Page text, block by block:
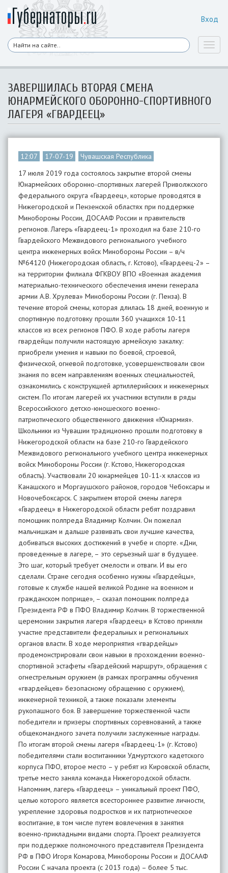
Вход
ЗАВЕРШИЛАСЬ ВТОРАЯ СМЕНА
ЮНАРМЕЙСКОГО ОБОРОННО-СПОРТИВНОГО
ЛАГЕРЯ «ГВАРДЕЕЦ»
12:07 17-07-19
Чувашская Республика
17 июля 2019 года состоялось закрытие второй смены
Юнармейских оборонно-спортивных лагерей Приволжского
федерального округа «Гвардеец», которые проводятся в
Нижегородской и Пензенской областях при поддержке
Минобороны России, ДОСААФ России и правительств
регионов. Лагерь «Гвардеец-1» проходил на базе 210-го
Гвардейского Межвидового регионального учебного
центра инженерных войск Минобороны России – в/ч
№64120 (Нижегородская область, г. Кстово), «Гвардеец-2» –
на территории филиала ФГКВОУ ВПО «Военная академия
материально-технического обеспечения имени генерала
армии А.В. Хрулева» Минобороны России (г. Пенза). В
течение второй смены, которая длилась 18 дней, военную и
спортивную подготовку прошли 360 учащихся 10-11
классов из всех регионов ПФО. В ходе работы лагеря
гвардейцы получили настоящую армейскую закалку:
приобрели умения и навыки по боевой, строевой,
физической, огневой подготовке, усовершенствовали свои
знания по всем направлениям военных специальностей,
ознакомились с конструкцией артиллерийских и инженерных
систем. По итогам лагерей их участники вступили в ряды
Всероссийского детско-юношеского военно-
патриотического общественного движения «Юнармия».
Школьники из Чувашии традиционно прошли подготовку в
Нижегородской области на базе 210-го Гвардейского
Межвидового регионального учебного центра инженерных
войск Минобороны России (г. Кстово, Нижегородская
область). Участвовали 20 юнармейцев 10-11-х классов из
Канашского и Моргаушского районов, городов Чебоксары и
Новочебоксарск. С закрытием второй смены лагеря
«Гвардеец» в Нижегородской области ребят поздравил
помощник полпреда Владимир Колчин. Он пожелал
мальчишкам и дальше развивать свои лучшие качества,
добиваться высоких достижений в учебе и спорте. «Дни,
проведенные в лагере, – это серьезный шаг в будущее.
Это шаг, который требует смелости и отваги. И вы его
сделали. Стране сегодня особенно нужны «Гвардейцы»,
готовые к службе нашей великой Родине на военном и
гражданском поприще», – сказал помощник полпреда
Президента РФ в ПФО Владимир Колчин. В торжественной
церемонии закрытия лагеря «Гвардеец» в Кстово приняли
участие представители федеральных и региональных
органов власти. В ходе мероприятия «гвардейцы»
продемонстрировали свои навыки в прохождении военно-
спортивной эстафеты «Гвардейский маршрут», обращения с
огнестрельным оружием (в рамках программы обучения
«гвардейцев» безопасному обращению с оружием),
инженерной техникой, а также показали элементы
рукопашного боя. В завершение торжественной части
победители и призеры спортивных соревнований, а также
общекомандного зачета получили заслуженные награды.
По итогам второй смены лагеря «Гвардеец-1» (г. Кстово)
победителями стали воспитанники Удмуртского кадетского
корпуса ПФО, второе место – у ребят из Кировской области,
третье место заняла команда Нижегородской области.
Напомним, лагерь «Гвардеец» – уникальный проект ПФО,
целью которого является всестороннее развитие личности,
укрепление здоровья подростков и их патриотическое
воспитание, в том числе путем вовлечения в занятия
военно-прикладными видами спорта. Проект реализуется
при поддержке полномочного представителя Президента
РФ в ПФО Игоря Комарова, Минобороны России и ДОСААФ
России С начала проекта (с 2013 года) – более 5 тыс.